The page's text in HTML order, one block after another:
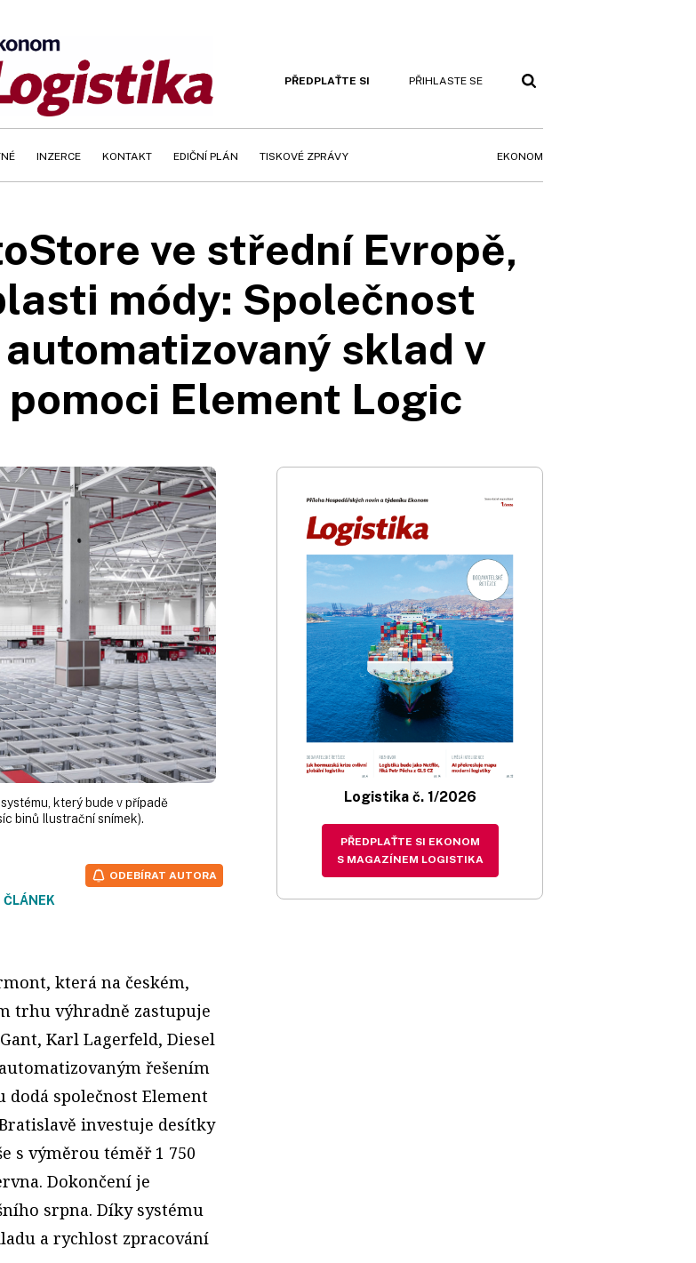
PŘEDPLAŤTE SI PŘIHLASTE SE
INZERCE KONTAKT EDIČNÍ PLÁN TISKOVÉ ZPRÁVY EKONOM
ve střední Evropě,
módy: Společnost
sklad v
Element Logic
který bude v případě
binů Ilustrační snímek).
ČLÁNEK
ODEBÍRAT AUTORA
která na českém,
trhu výhradně zastupuje
Karl Lagerfeld, Diesel
řešením
dodá společnost Element
investuje desítky
s výměrou téměř 1 750
Dokončení je
srpna. Díky systému
a rychlost zpracování
Logistika č. 1/2026
PŘEDPLAŤTE SI EKONOM
S MAGAZÍNEM LOGISTIKA